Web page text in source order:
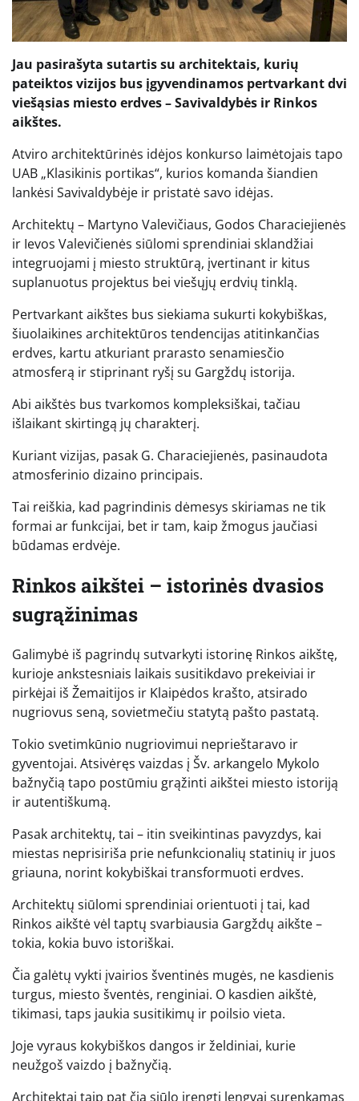
Jau pasirašyta sutartis su architektais, kurių
pateiktos vizijos bus įgyvendinamos pertvarkant dvi
viešąsias miesto erdves – Savivaldybės ir Rinkos
aikštes.
Atviro architektūrinės idėjos konkurso laimėtojais tapo
UAB „Klasikinis portikas“, kurios komanda šiandien
lankėsi Savivaldybėje ir pristatė savo idėjas.
Architektų – Martyno Valevičiaus, Godos Characiejienės
ir Ievos Valevičienės siūlomi sprendiniai sklandžiai
integruojami į miesto struktūrą, įvertinant ir kitus
suplanuotus projektus bei viešųjų erdvių tinklą.
Pertvarkant aikštes bus siekiama sukurti kokybiškas,
šiuolaikines architektūros tendencijas atitinkančias
erdves, kartu atkuriant prarasto senamiesčio
atmosferą ir stiprinant ryšį su Gargždų istorija.
Abi aikštės bus tvarkomos kompleksiškai, tačiau
išlaikant skirtingą jų charakterį.
Kuriant vizijas, pasak G. Characiejienės, pasinaudota
atmosferinio dizaino principais.
Tai reiškia, kad pagrindinis dėmesys skiriamas ne tik
formai ar funkcijai, bet ir tam, kaip žmogus jaučiasi
būdamas erdvėje.
Rinkos aikštei – istorinės dvasios
sugrąžinimas
Galimybė iš pagrindų sutvarkyti istorinę Rinkos aikštę,
kurioje ankstesniais laikais susitikdavo prekeiviai ir
pirkėjai iš Žemaitijos ir Klaipėdos krašto, atsirado
nugriovus seną, sovietmečiu statytą pašto pastatą.
Tokio svetimkūnio nugriovimui neprieštaravo ir
gyventojai. Atsivėręs vaizdas į Šv. arkangelo Mykolo
bažnyčią tapo postūmiu grąžinti aikštei miesto istoriją
ir autentiškumą.
Pasak architektų, tai – itin sveikintinas pavyzdys, kai
miestas neprisiriša prie nefunkcionalių statinių ir juos
griauna, norint kokybiškai transformuoti erdves.
Architektų siūlomi sprendiniai orientuoti į tai, kad
Rinkos aikštė vėl taptų svarbiausia Gargždų aikšte –
tokia, kokia buvo istoriškai.
Čia galėtų vykti įvairios šventinės mugės, ne kasdienis
turgus, miesto šventės, renginiai. O kasdien aikštė,
tikimasi, taps jaukia susitikimų ir poilsio vieta.
Joje vyraus kokybiškos dangos ir želdiniai, kurie
neužgoš vaizdo į bažnyčią.
Architektai taip pat čia siūlo įrengti lengvai surenkamas